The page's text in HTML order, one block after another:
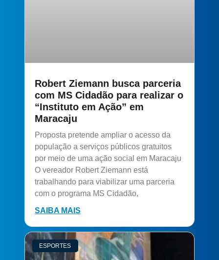
Robert Ziemann busca parceria
com MS Cidadão para realizar o
“Instituto em Ação” em
Maracaju
Proposta pretende ampliar o acesso da
população a serviços públicos gratuitos
por meio de uma ação social em Maracaju
O vereador Robert Ziemann está
trabalhando para viabilizar uma parceria
com o programa MS Cidadão,
SAIBA MAIS
ESPORTES